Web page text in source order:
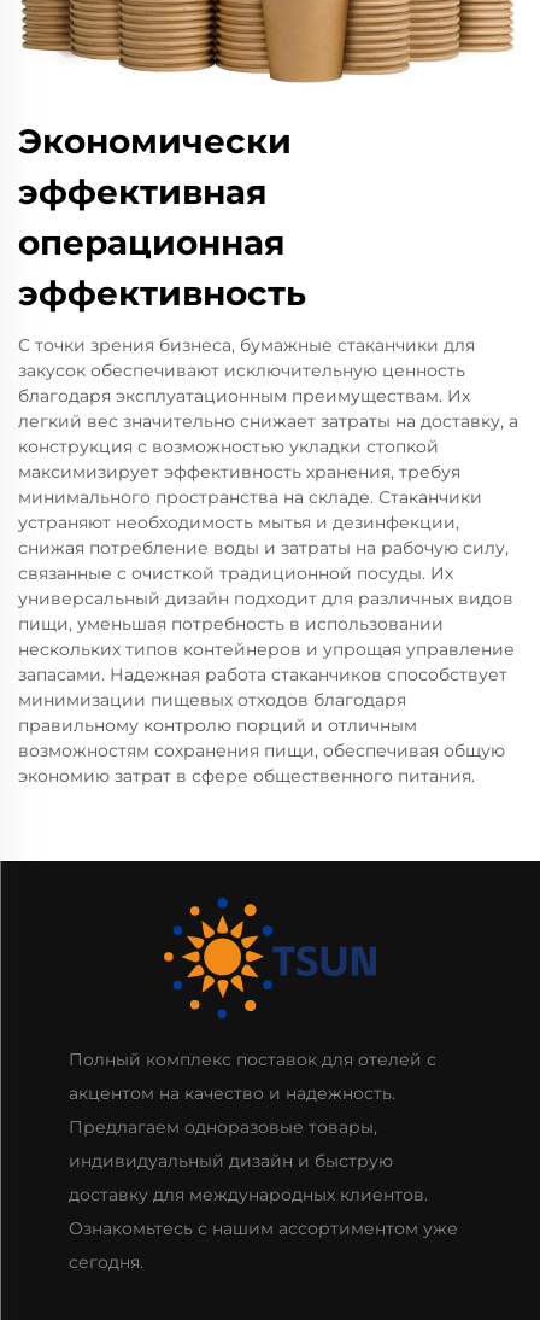
Экономически
эффективная
операционная
эффективность
С точки зрения бизнеса, бумажные стаканчики для
закусок обеспечивают исключительную ценность
благодаря эксплуатационным преимуществам. Их
легкий вес значительно снижает затраты на доставку, а
конструкция с возможностью укладки стопкой
максимизирует эффективность хранения, требуя
минимального пространства на складе. Стаканчики
устраняют необходимость мытья и дезинфекции,
снижая потребление воды и затраты на рабочую силу,
связанные с очисткой традиционной посуды. Их
универсальный дизайн подходит для различных видов
пищи, уменьшая потребность в использовании
нескольких типов контейнеров и упрощая управление
запасами. Надежная работа стаканчиков способствует
минимизации пищевых отходов благодаря
правильному контролю порций и отличным
возможностям сохранения пищи, обеспечивая общую
экономию затрат в сфере общественного питания.
Полный комплекс поставок для отелей с
акцентом на качество и надежность.
Предлагаем одноразовые товары,
индивидуальный дизайн и быструю
доставку для международных клиентов.
Ознакомьтесь с нашим ассортиментом уже
сегодня.